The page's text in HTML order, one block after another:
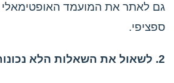
גם לאתר את המועמד האופטימאלי
ספציפי.
2. לשאול את השאלות הלא נכונות